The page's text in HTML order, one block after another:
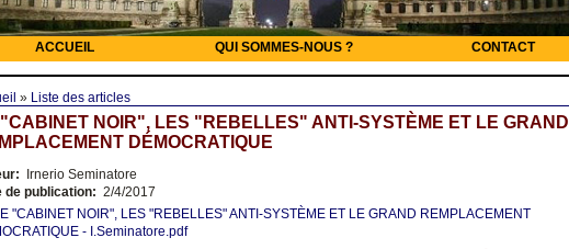
ACCUEIL QUI SOMMES-NOUS ? CONTACT
» Liste des articles
NOIR", LES "REBELLES" ANTI-SYSTÈME ET LE GRAND
DÉMOCRATIQUE
Irnerio Seminatore
de publication: 2/4/2017
"CABINET NOIR", LES "REBELLES" ANTI-SYSTÈME ET LE GRAND REMPLACEMENT
- I.Seminatore.pdf